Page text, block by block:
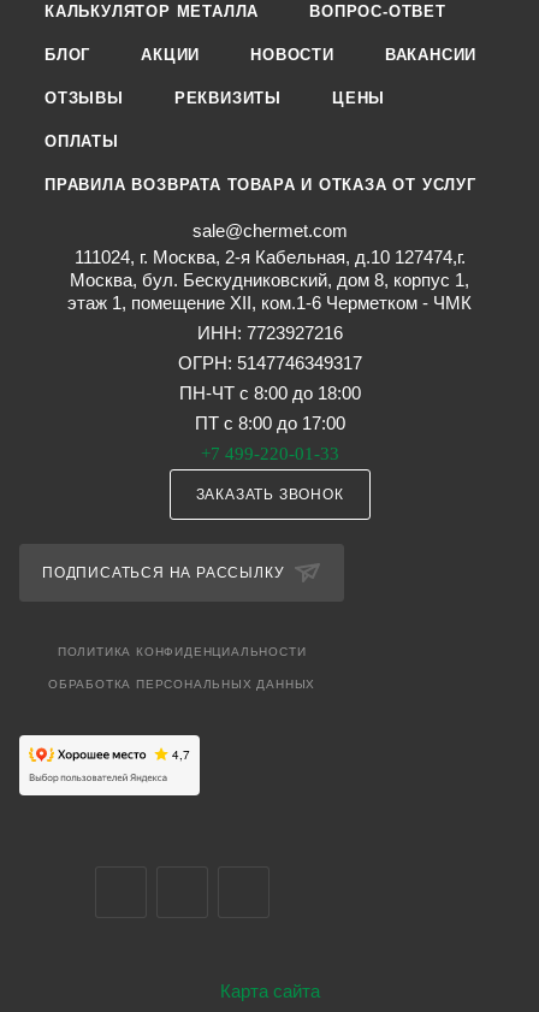
КАЛЬКУЛЯТОР МЕТАЛЛА ВОПРОС-ОТВЕТ
БЛОГ АКЦИИ НОВОСТИ ВАКАНСИИ
ОТЗЫВЫ РЕКВИЗИТЫ ЦЕНЫ
ОПЛАТЫ
ПРАВИЛА ВОЗВРАТА ТОВАРА И ОТКАЗА ОТ УСЛУГ
sale@chermet.com
111024, г. Москва, 2-я Кабельная, д.10 127474,г.
Москва, бул. Бескудниковский, дом 8, корпус 1,
этаж 1, помещение XII, ком.1-6 Черметком - ЧМК
ИНН: 7723927216
ОГРН: 5147746349317
ПН-ЧТ с 8:00 до 18:00
ПТ с 8:00 до 17:00
+7 499-220-01-33
ЗАКАЗАТЬ ЗВОНОК
ПОДПИСАТЬСЯ НА РАССЫЛКУ
ПОЛИТИКА КОНФИДЕНЦИАЛЬНОСТИ
ОБРАБОТКА ПЕРСОНАЛЬНЫХ ДАННЫХ
Карта сайта